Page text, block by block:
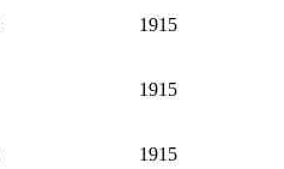
1915
1915
1915